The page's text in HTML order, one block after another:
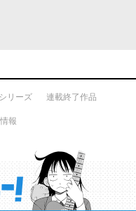
リーズ 連載終了作品
報